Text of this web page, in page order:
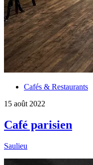
Cafés & Restaurants
15 août 2022
Café parisien
Saulieu